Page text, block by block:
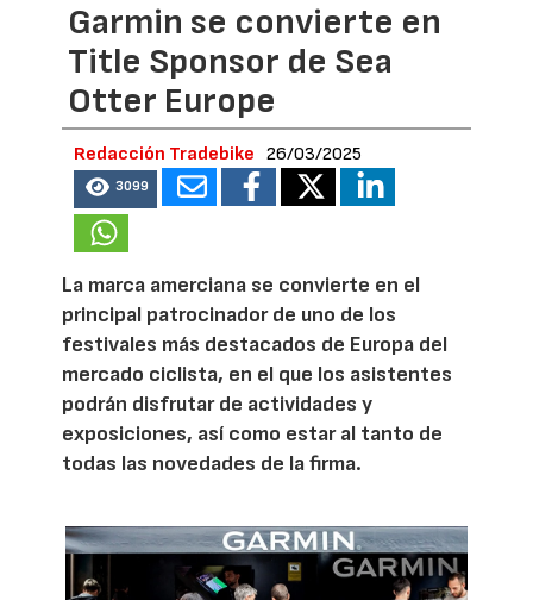
Garmin se convierte en
Title Sponsor de Sea
Otter Europe
Redacción Tradebike 26/03/2025
3099
La marca amerciana se convierte en el
principal patrocinador de uno de los
festivales más destacados de Europa del
mercado ciclista, en el que los asistentes
podrán disfrutar de actividades y
exposiciones, así como estar al tanto de
todas las novedades de la firma.